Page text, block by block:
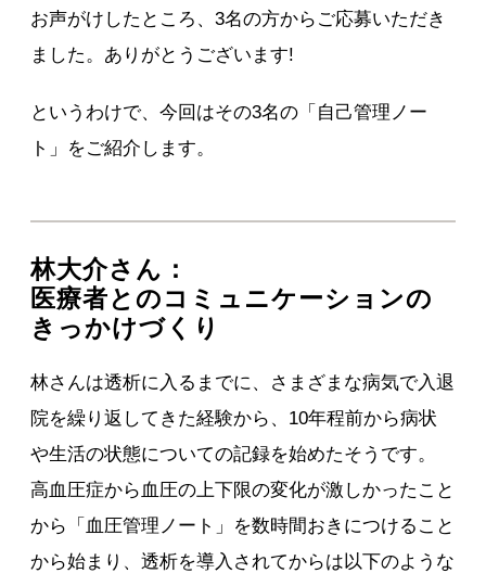
お声がけしたところ、3名の方からご応募いただき
ました。ありがとうございます!
というわけで、今回はその3名の「自己管理ノー
ト」をご紹介します。
林大介さん：
医療者とのコミュニケーションの
きっかけづくり
林さんは透析に入るまでに、さまざまな病気で入退
院を繰り返してきた経験から、10年程前から病状
や生活の状態についての記録を始めたそうです。
高血圧症から血圧の上下限の変化が激しかったこと
から「血圧管理ノート」を数時間おきにつけること
から始まり、透析を導入されてからは以下のような